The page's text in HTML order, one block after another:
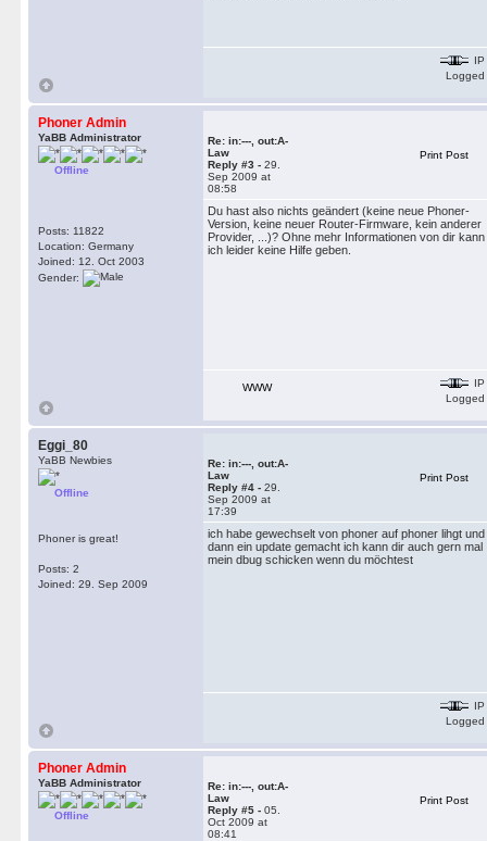
IP
Logged
Phoner Admin
YaBB Administrator
Offline
Posts: 11822
Location: Germany
Joined: 12. Oct 2003
Gender:
Re: in:---, out:A-
Law
Reply #3 - 29.
Sep 2009 at
08:58
Print Post
Du hast also nichts geändert (keine neue Phoner-
Version, keine neuer Router-Firmware, kein anderer
Provider, ...)? Ohne mehr Informationen von dir kann
ich leider keine Hilfe geben.
WWW
IP
Logged
Eggi_80
YaBB Newbies
Offline
Phoner is great!
Posts: 2
Joined: 29. Sep 2009
Re: in:---, out:A-
Law
Reply #4 - 29.
Sep 2009 at
17:39
Print Post
ich habe gewechselt von phoner auf phoner lihgt und
dann ein update gemacht ich kann dir auch gern mal
mein dbug schicken wenn du möchtest
IP
Logged
Phoner Admin
YaBB Administrator
Offline
Re: in:---, out:A-
Law
Reply #5 - 05.
Oct 2009 at
08:41
Print Post